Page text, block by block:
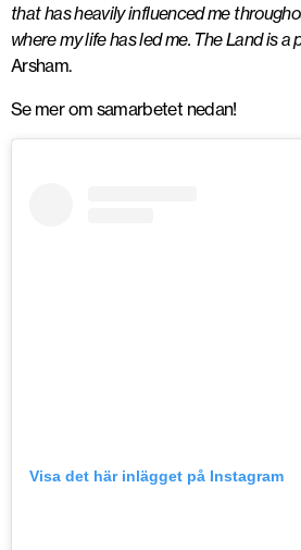
that has heavily influenced me
where my life has led me. The Land is a
Arsham.
Se mer om samarbetet nedan!
Visa det här inlägget på Instagram